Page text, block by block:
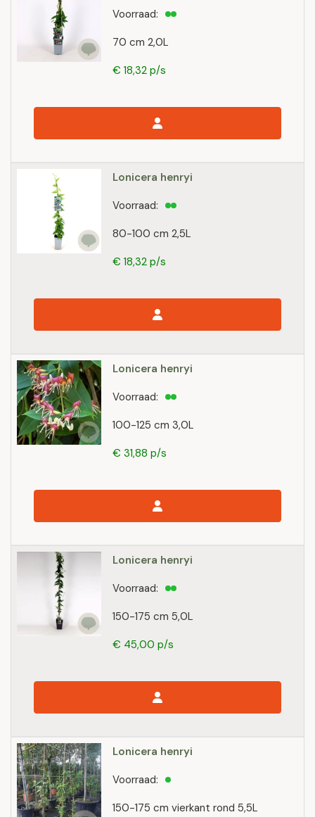
70 cm 2,0L
Voorraad:
€ 18,32 p/s
Lonicera henryi
80-100 cm 2,5L
Voorraad:
€ 18,32 p/s
Lonicera henryi
100-125 cm 3,0L
Voorraad:
€ 31,88 p/s
Lonicera henryi
150-175 cm 5,0L
Voorraad:
€ 45,00 p/s
Lonicera henryi
150-175 cm vierkant rond 5,5L
Voorraad: